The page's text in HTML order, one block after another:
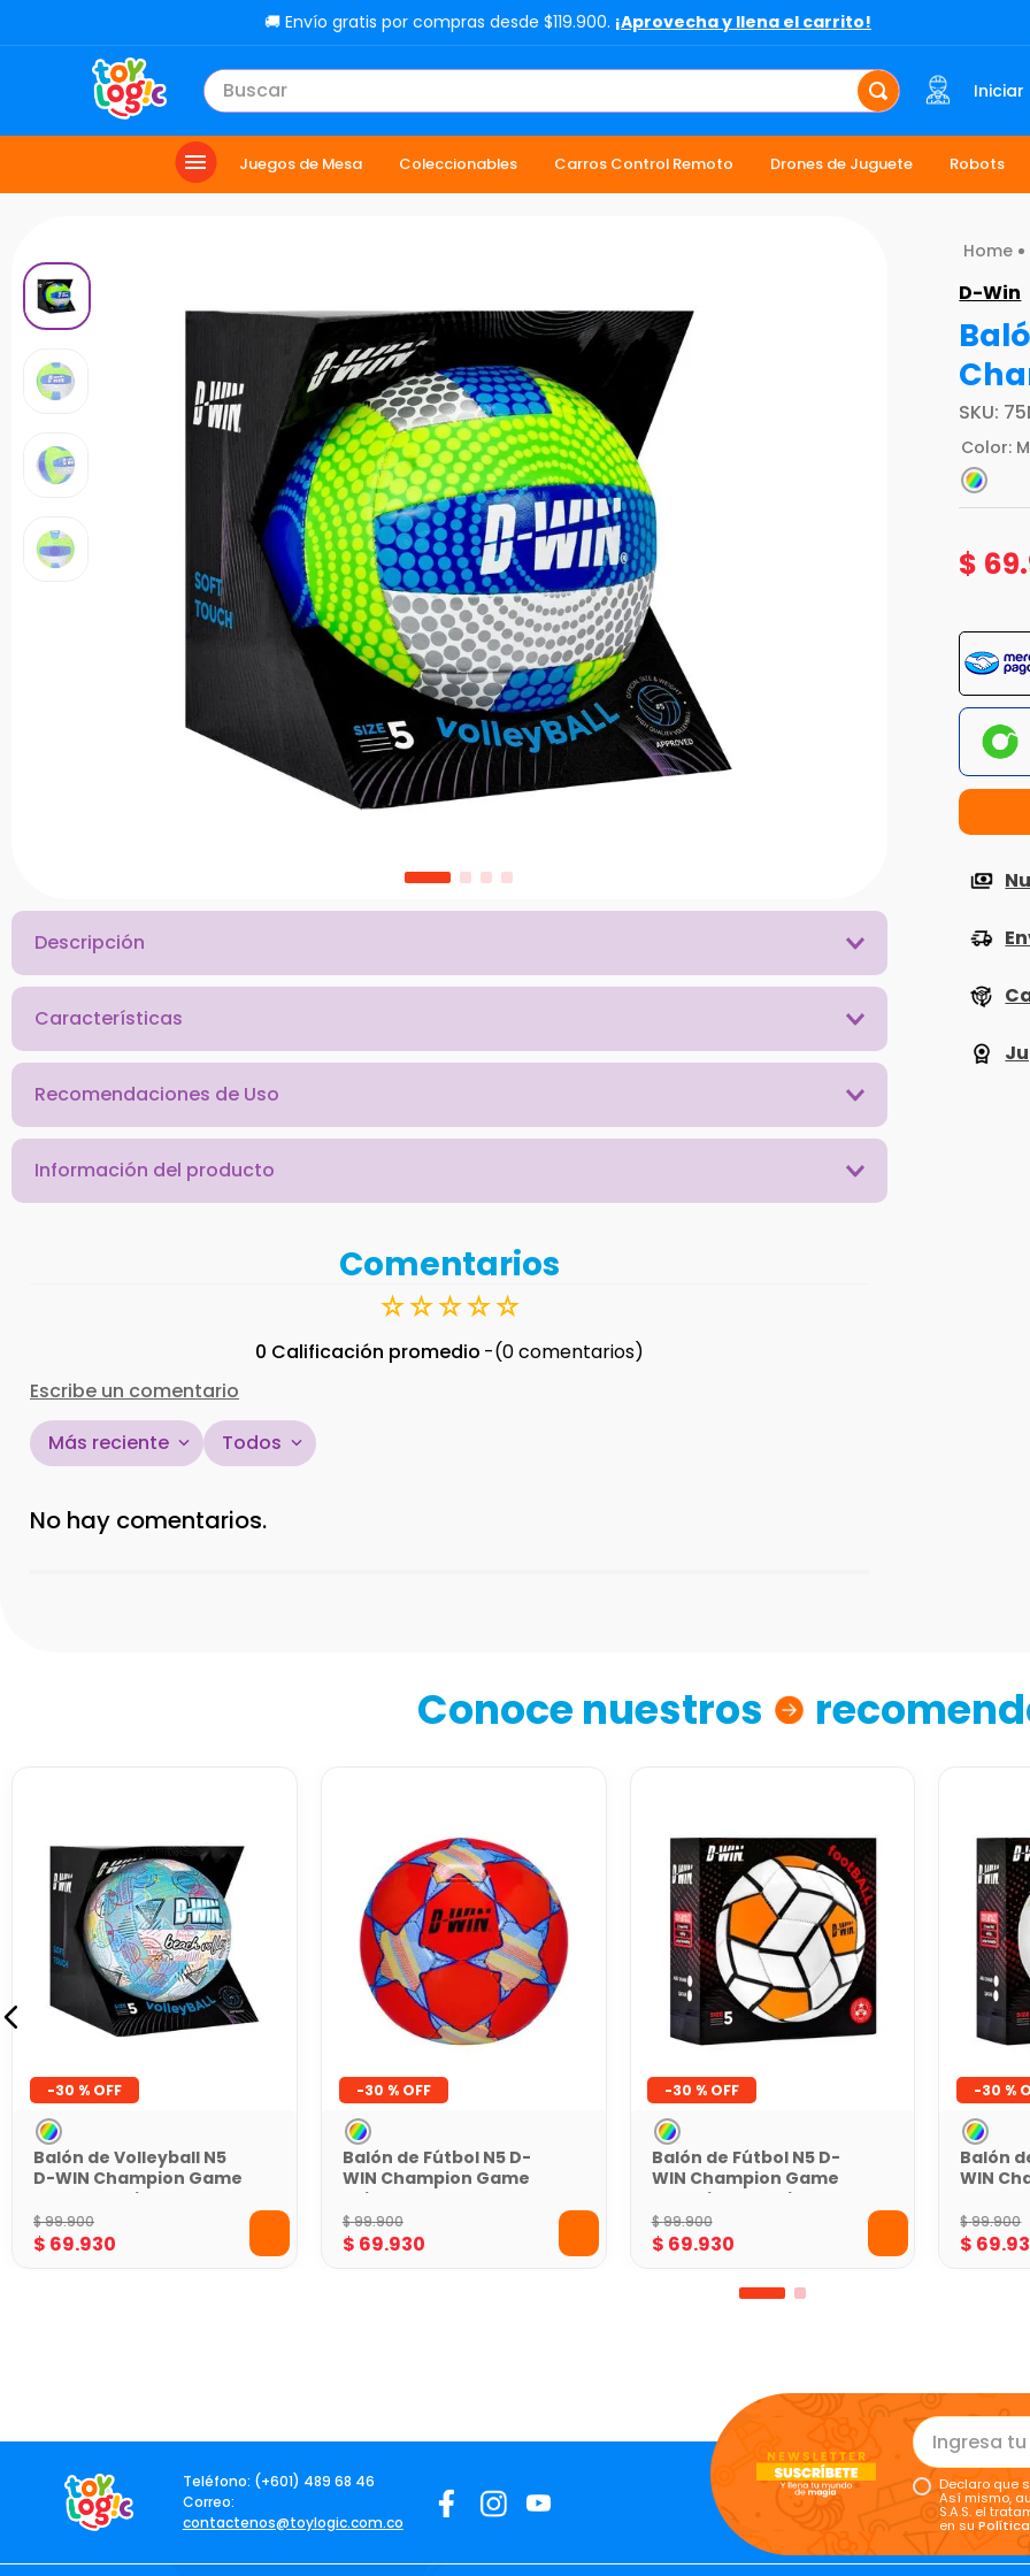
🚚 Envío gratis por compras desde $119.900. ¡Aprovecha y llena el carrito!
Buscar Iniciar
Juegos de Mesa Coleccionables Carros Control Remoto Drones de Juguete Robots
Descripción
Características
Recomendaciones de Uso
Información del producto
Comentarios
☆☆☆☆☆
0 Calificación promedio
(0 comentarios)
Escribe un comentario
Título
Escribe un comentario
Más reciente Todos
No hay comentarios.
D-Win
SKU:
Color:
$ 69.
Conoce nuestros
-30 %
Balón de Volleyball N5
D-WIN Champion Game
Azul con Caja
$99.900
$ 69.930
-30 %
Balón de Fútbol N5 D-
WIN Champion Game
Rojo con Malla
$99.900
$ 69.930
-30 %
Balón de Fútbol N5 D-
WIN Champion Game
Naranja con Caja
$99.900
$ 69.930
-30 %
Balón
WIN
$99.900
$ 69.
Teléfono: (+601) 489 68 46
Correo:
contactenos@toylogic.com.co
Declaro que
Así mismo,
S.A.S. el
en su
TÉRMINOS MÁS BUSCADOS
lol
carro control remoto
minix maradona
peluche
bloques